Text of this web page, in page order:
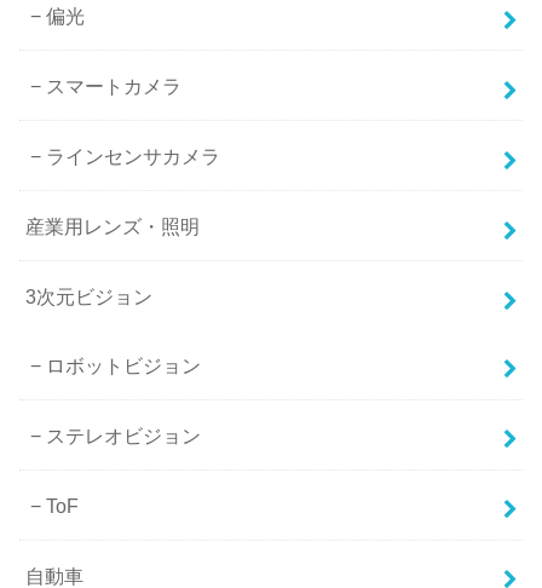
偏光
スマートカメラ
ラインセンサカメラ
産業用レンズ・照明
3次元ビジョン
ロボットビジョン
ステレオビジョン
ToF
自動車